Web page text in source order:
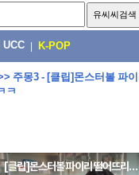
UCC K-POP
주몽3 - [클립]몬스터볼 파
ㅋ